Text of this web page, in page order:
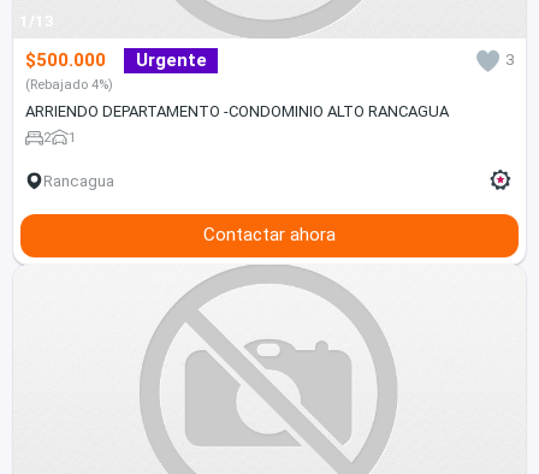
1/13
$500.000 Urgente 3
(Rebajado 4%)
ARRIENDO DEPARTAMENTO -CONDOMINIO ALTO RANCAGUA
2 1
Rancagua
Contactar ahora